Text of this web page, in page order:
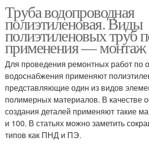
Труба водопроводная
полиэтиленовая. Виды
полиэтиленовых труб
применения — монтаж
Для проведения ремонтных работ по
водоснабжения применяют
представляющие один из видов
полимерных материалов. В качестве
создания деталей применяют такие
и 100. В статьях можно заметить
типов как ПНД и ПЭ.